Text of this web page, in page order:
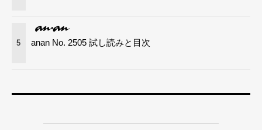
5 anan No. 2505 試し読みと目次